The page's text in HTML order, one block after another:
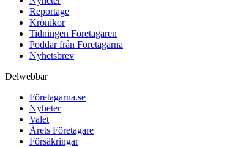
Reportage
Krönikor
Tidningen Företagaren
Poddar från Företagarna
Nyhetsbrev
Delwebbar
Företagarna.se
Nyheter
Valet
Årets Företagare
Försäkringar